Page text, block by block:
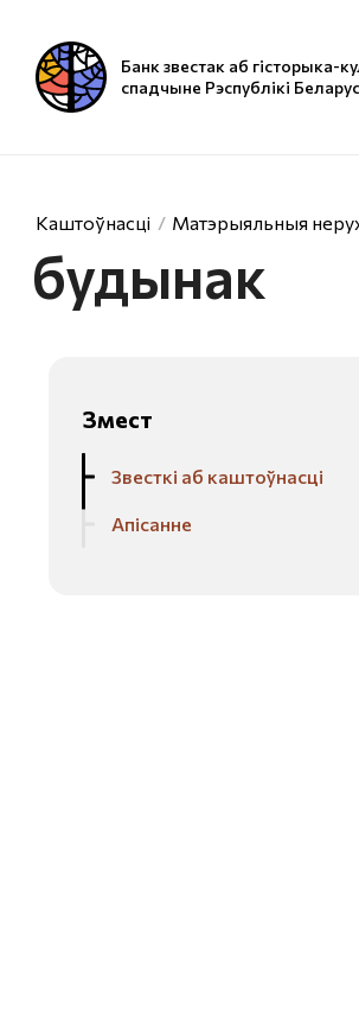
Банк звестак аб гісторыка-
спадчыне Рэспублікі
Каштоўнасці Матэрыяльныя
будынак
Змест
Звесткі аб каштоўнасці
Апісанне